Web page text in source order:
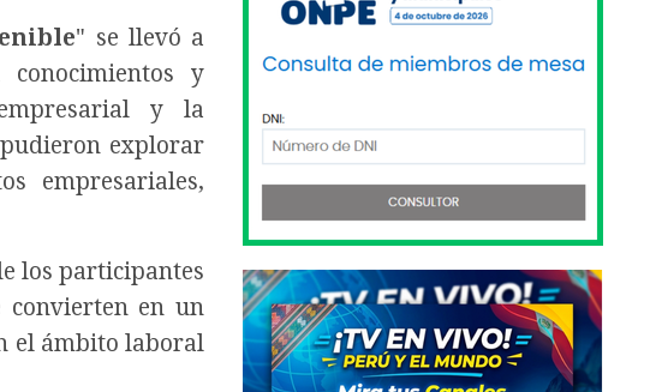
" se llevó a
y
y la
explorar
empresariales,
los participantes
convierten en un
el ámbito laboral